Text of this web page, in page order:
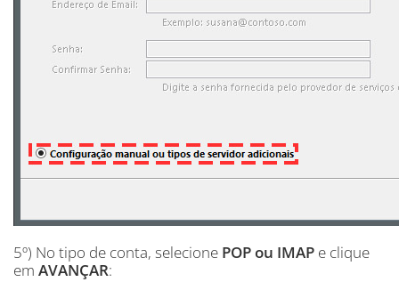
5º) No tipo de conta, selecione POP ou IMAP e clique
em AVANÇAR: